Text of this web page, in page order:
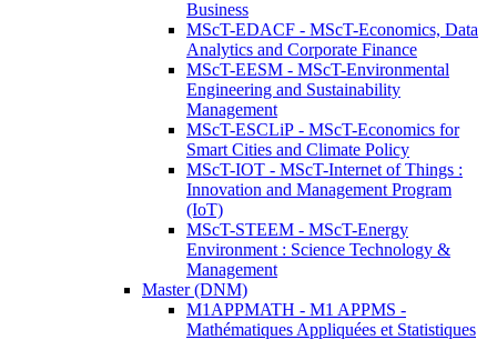
Business
MScT-EDACF - MScT-Economics, Data
Analytics and Corporate Finance
MScT-EESM - MScT-Environmental
Engineering and Sustainability
Management
MScT-ESCLiP - MScT-Economics for
Smart Cities and Climate Policy
MScT-IOT - MScT-Internet of Things :
Innovation and Management Program
(IoT)
MScT-STEEM - MScT-Energy
Environment : Science Technology &
Management
Master (DNM)
M1APPMATH - M1 APPMS -
Mathématiques Appliquées et Statistiques